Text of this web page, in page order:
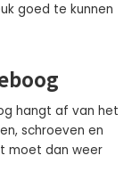
goed te kunnen
hangt af van het
schroeven en
moet dan weer